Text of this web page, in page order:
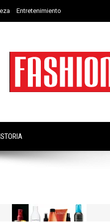
Entretenimiento